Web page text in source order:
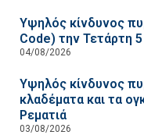
Υψηλός κίνδυνος
Code) την Τετάρτη
04/08/2026
Υψηλός κίνδυνος
κλαδέματα και τα
Ρεματιά
03/08/2026